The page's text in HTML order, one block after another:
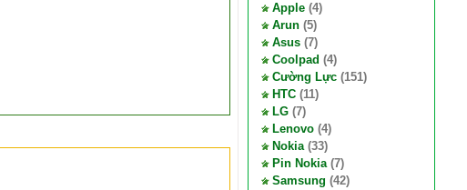
Apple (4)
Arun (5)
Asus (7)
Coolpad (4)
Cường Lực (151)
HTC (11)
LG (7)
Lenovo (4)
Nokia (33)
Pin Nokia (7)
Samsung (42)